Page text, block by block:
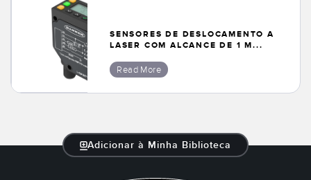
SENSORES DE DESLOCAMENTO A
LASER COM ALCANCE DE 1 M...
Read More
Adicionar à Minha Biblioteca